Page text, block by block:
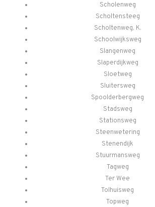
Scholenweg
Scholtensteeg
Scholtenweg, K.
Schoolwijksweg
Slangenweg
Slaperdijkweg
Sloetweg
Sluitersweg
Spoolderbergweg
Stadsweg
Stationsweg
Steenwetering
Stenendijk
Stuurmansweg
Tagweg
Ter Wee
Tolhuisweg
Topweg